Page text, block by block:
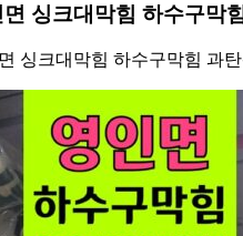
싱크대막힘 하수구막
싱크대막힘 하수구막힘 과